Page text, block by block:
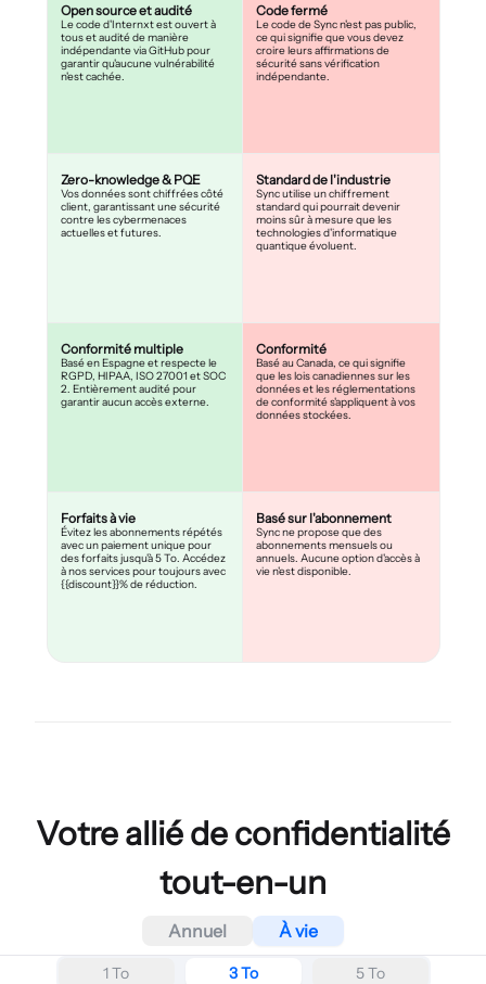
Open source et audité
Le code d'Internxt est ouvert à
tous et audité de manière
indépendante via GitHub pour
garantir qu'aucune vulnérabilité
n'est cachée.
Zero-knowledge & PQE
Vos données sont chiffrées côté
client, garantissant une sécurité
contre les cybermenaces
actuelles et futures.
Conformité multiple
Basé en Espagne et respecte le
RGPD, HIPAA, ISO 27001 et SOC
2. Entièrement audité pour
garantir aucun accès externe.
Forfaits à vie
Évitez les abonnements répétés
avec un paiement unique pour
des forfaits jusqu'à 5 To. Accédez
à nos services pour toujours avec
{{discount}}% de réduction.
Code fermé
Le code de Sync n'est pas public,
ce qui signifie que vous devez
croire leurs affirmations de
sécurité sans vérification
indépendante.
Standard de l'industrie
Sync utilise un chiffrement
standard qui pourrait devenir
moins sûr à mesure que les
technologies d'informatique
quantique évoluent.
Conformité
Basé au Canada, ce qui signifie
que les lois canadiennes sur les
données et les réglementations
de conformité s'appliquent à vos
données stockées.
Basé sur l'abonnement
Sync ne propose que des
abonnements mensuels ou
annuels. Aucune option d'accès à
vie n'est disponible.
Votre allié de confidentialité
tout-en-un
Annuel À vie
1 To 3 To 5 To